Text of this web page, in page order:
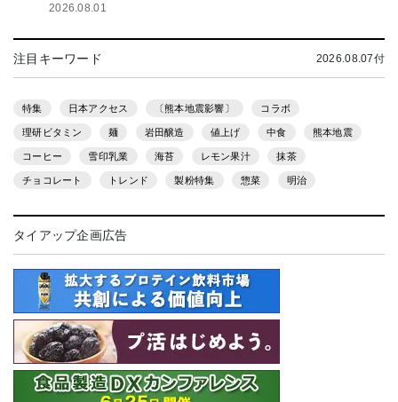
2026.08.01
注目キーワード 2026.08.07付
特集 日本アクセス 〔熊本地震影響〕 コラボ
理研ビタミン 麺 岩田醸造 値上げ 中食 熊本地震
コーヒー 雪印乳業 海苔 レモン果汁 抹茶
チョコレート トレンド 製粉特集 惣菜 明治
タイアップ企画広告